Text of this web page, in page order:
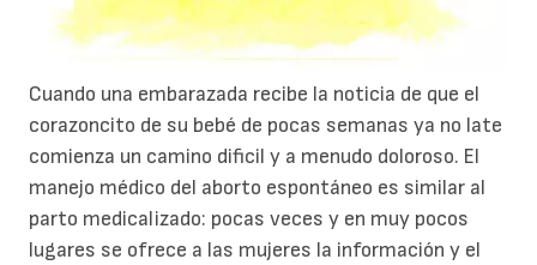
Cuando una embarazada recibe la noticia de que el
corazoncito de su bebé de pocas semanas ya no late
comienza un camino dificil y a menudo doloroso. El
manejo médico del aborto espontáneo es similar al
parto medicalizado: pocas veces y en muy pocos
lugares se ofrece a las mujeres la información y el